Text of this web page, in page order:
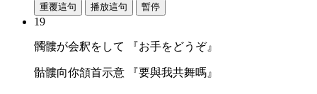
重覆這句 播放這句 暫停
19
髑髏が会釈をして 『お手をどうぞ』
骷髏向你頷首示意 『要與我共舞嗎』